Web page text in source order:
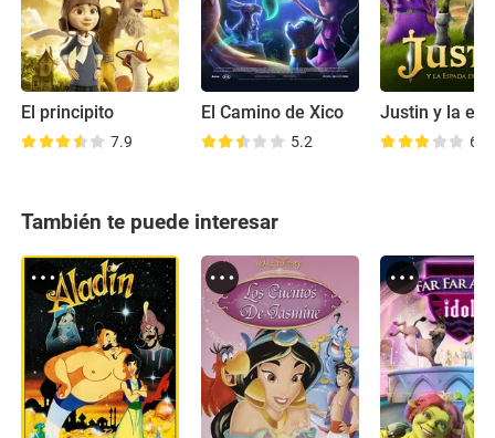
El principito
7.9
El Camino de Xico
5.2 6.0
También te puede interesar